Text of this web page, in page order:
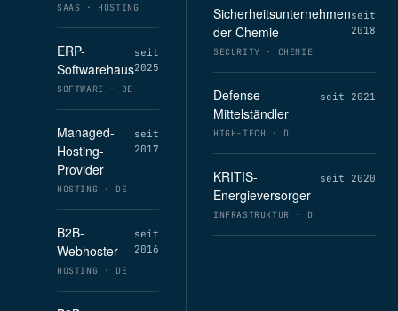
SAAS · HOSTING
ERP-
Softwarehaus
seit
2025
SOFTWARE · DE
Managed-
Hosting-
Provider
seit
2017
HOSTING · DE
B2B-
Webhoster
seit
2016
HOSTING · DE
Sicherheitsunternehmen
der Chemie
seit
2018
SECURITY · CHEMIE
Defense-
Mittelständler
seit 2021
HIGH-TECH · D
KRITIS-
Energieversorger
seit 2020
INFRASTRUKTUR · D